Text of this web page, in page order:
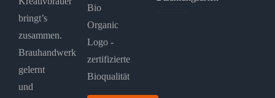
bringt’s
zusammen.
Brauhandwerk
gelernt
und